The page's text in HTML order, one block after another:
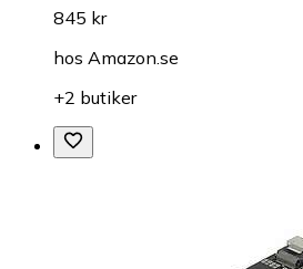
845 kr
hos Amazon.se
+2 butiker